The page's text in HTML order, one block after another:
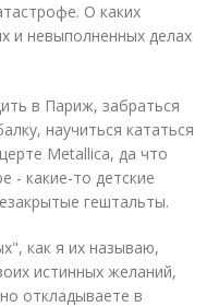
О каких
и невыполненных делах
в Париж, забраться
научиться кататься
Metallica, да что
- какие-то детские
гештальты.
как я их называю,
истинных желаний,
откладываете в